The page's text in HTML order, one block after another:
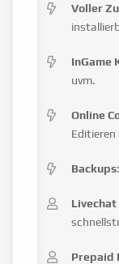
Voller
InGame
uvm.
Online
Editieren
Backups
Prepaid